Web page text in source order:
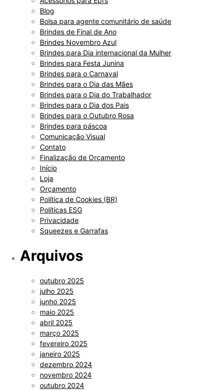
Blog
Bolsa para agente comunitário de saúde
Brindes de Final de Ano
Brindes Novembro Azul
Brindes para Dia internacional da Mulher
Brindes para Festa Junina
Brindes para o Carnaval
Brindes para o Dia das Mães
Brindes para o Dia do Trabalhador
Brindes para o Dia dos Pais
Brindes para o Outubro Rosa
Brindes para páscoa
Comunicação Visual
Contato
Finalização de Orçamento
Início
Loja
Orçamento
Política de Cookies (BR)
Políticas ESG
Privacidade
Squeezes e Garrafas
Arquivos
outubro 2025
julho 2025
junho 2025
maio 2025
abril 2025
março 2025
fevereiro 2025
janeiro 2025
dezembro 2024
novembro 2024
outubro 2024